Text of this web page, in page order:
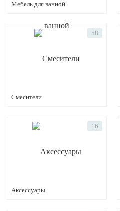
Мебель для ванной
Смесители
58
Аксессуары
16